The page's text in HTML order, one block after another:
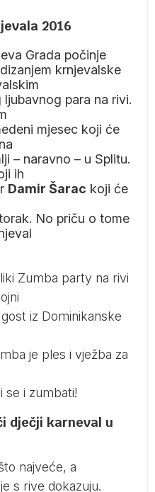
2016
Grada počinje
krnjevalske
para na rivi.
mjesec koji će
– naravno – u Splitu.
ih
Damir Šarac koji će
No priču o tome
Zumba party na rivi
iz Dominikanske
je ples i vježba za
se i zumbati!
dječji karneval u
najveće, a
s rive dokazuju.